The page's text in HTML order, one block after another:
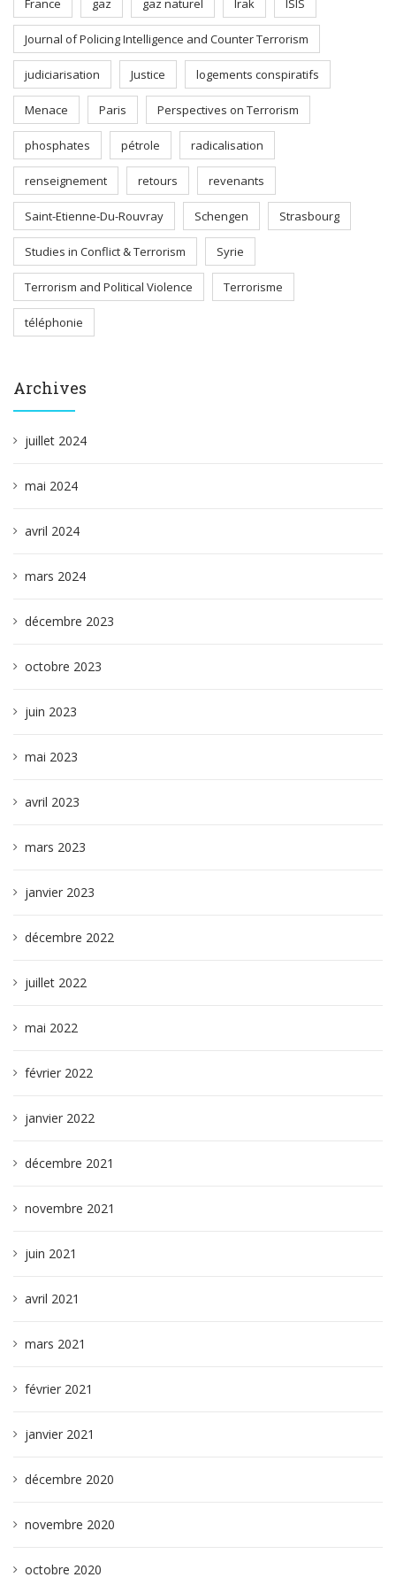
France gaz gaz naturel Irak ISIS
Journal of Policing Intelligence and Counter Terrorism
judiciarisation Justice logements conspiratifs
Menace Paris Perspectives on Terrorism
phosphates pétrole radicalisation
renseignement retours revenants
Saint-Etienne-Du-Rouvray Schengen Strasbourg
Studies in Conflict & Terrorism Syrie
Terrorism and Political Violence Terrorisme
téléphonie
Archives
juillet 2024
mai 2024
avril 2024
mars 2024
décembre 2023
octobre 2023
juin 2023
mai 2023
avril 2023
mars 2023
janvier 2023
décembre 2022
juillet 2022
mai 2022
février 2022
janvier 2022
décembre 2021
novembre 2021
juin 2021
avril 2021
mars 2021
février 2021
janvier 2021
décembre 2020
novembre 2020
octobre 2020